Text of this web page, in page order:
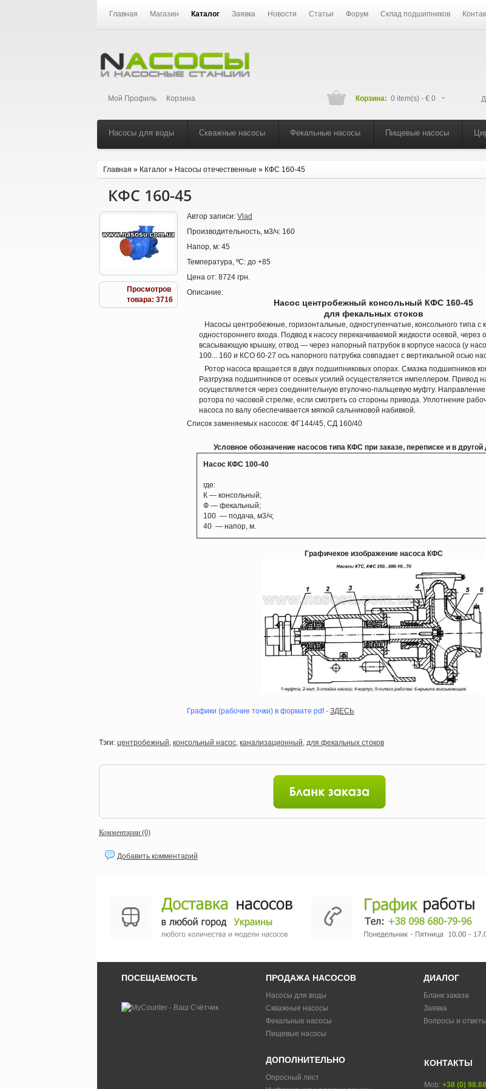
Главная Магазин Каталог Заявка Новости Статьи Форум Склад подшипников
Мой Профиль Корзина Корзина: 0 item(s) - € 0
Насосы для воды Скважные насосы Фекальные насосы Пищевые насосы
Главная » Каталог » Насосы отечественные » КФС 160-45
КФС 160-45
Просмотров
товара: 3716
Автор записи: Vlad
Производительность, м3/ч: 160
Напор, м: 45
Температура, ºС: до +85
Цена от: 8724 грн.
Описание:
Насос центробежный консольный КФС 160-45
для фекальных стоков
Насосы центробежные, горизонтальные, одноступенчатые, консольного типа с
одностороннего входа. Подвод к насосу перекачиваемой жидкости осевой, через
всасывающую крышку, отвод — через напорный патрубок в корпусе насоса (у
100... 160 и КСО 60-27 ось напорного патрубка совпадает с вертикальной осью
Ротор насоса вращается в двух подшипниковых опорах. Смазка подшипников
Разгрузка подшипников от осевых усилий осуществляется импеллером. Привод
осуществляется через соединительную втулочно-пальцевую муфту.
ротора по часовой стрелке, если смотреть со стороны привода. Уплотнение
насоса по валу обеспечивается мягкой сальниковой набивкой.
Список заменяемых насосов: ФГ144/45, СД 160/40
Условное обозначение насосов типа КФС при заказе, переписке и в
Насос КФС 100-40
где:
К — консольный;
Ф — фекальный;
100 — подача, м3/ч;
40 — напор, м.
Графичекое изображение насоса КФС
Графики (рабочие точки) в формате pdf - ЗДЕСЬ
Тэги: центробежный, консольный насос, канализационный, для фекальных стоков
Комментарии (0)
Добавить комментарий
ПОСЕЩАЕМОСТЬ ПРОДАЖА НАСОСОВ
Насосы для воды
Скважные насосы
Фекальные насосы
Пищевые насосы
ДИАЛОГ
Бланк заказа
Заявка
Вопросы и ответы
ДОПОЛНИТЕЛЬНО
Опросный лист
КОНТАКТЫ
Mob: +38 (0)